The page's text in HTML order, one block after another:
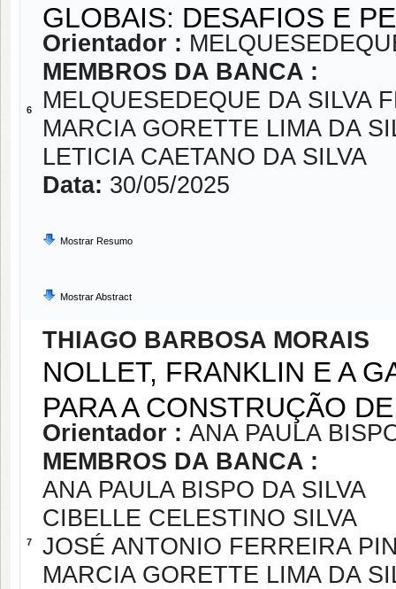
6
GLOBAIS: DESAFIOS E
Orientador :
MEMBROS DA BANCA :
MELQUESEDEQUE DA SILVA
MARCIA GORETTE LIMA DA
LETICIA CAETANO DA SILVA
Data: 30/05/2025
Mostrar Resumo
Mostrar Abstract
7
THIAGO BARBOSA MORAIS
NOLLET, FRANKLIN E A
PARA A CONSTRUÇÃO
Orientador : ANA PAULA
MEMBROS DA BANCA :
ANA PAULA BISPO DA SILVA
CIBELLE CELESTINO SILVA
JOSÉ ANTONIO FERREIRA
MARCIA GORETTE LIMA DA